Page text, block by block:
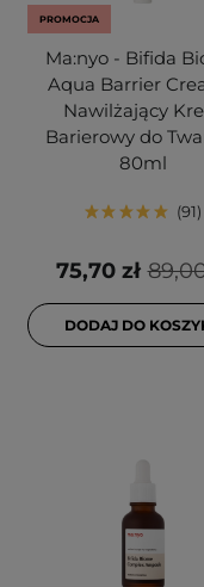
PROMOCJA
Ma:nyo - Bifida
Aqua Barrier
Nawilżający
Barierowy do
80ml
91
75,70 zł
DODAJ DO